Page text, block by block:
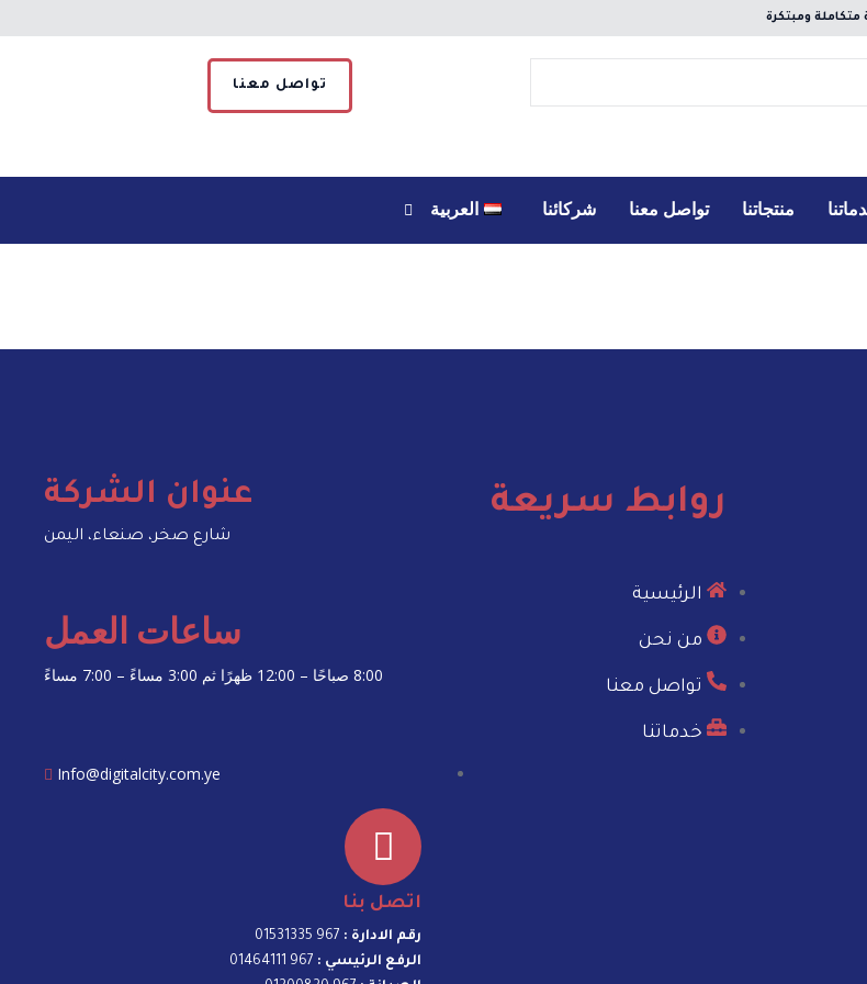
ومبتكرة
تواصل معنا
منتجاتنا تواصل معنا شركائنا العربية
روابط سريعة
الرئيسية
من نحن
تواصل معنا
خدماتنا
عنوان الشركة
شارع صخر، صنعاء، اليمن
ساعات العمل
8:00 صباحًا – 12:00 ظهرًا ثم 3:00 مساءً – 7:00 مساءً
Info@digitalcity.com.ye
اتصل بنا
رقم الادارة : 967 01531335
الرفع الرئيسي : 967 01464111